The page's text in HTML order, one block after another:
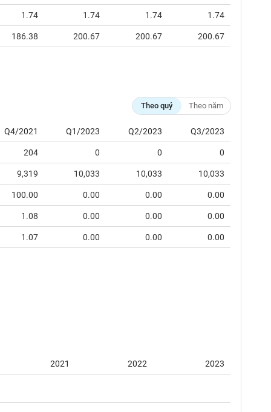
1.74 1.74 1.74 1.74
186.38 200.67 200.67 200.67
Theo quý Theo năm
Q4/2021 Q1/2023 Q2/2023 Q3/2023
204 0 0 0
9,319 10,033 10,033 10,033
100.00 0.00 0.00 0.00
1.08 0.00 0.00 0.00
1.07 0.00 0.00 0.00
2021 2022 2023